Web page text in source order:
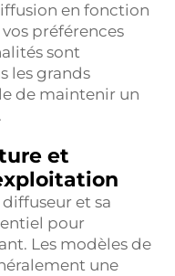
en fonction
préférences
sont
les grands
de maintenir un
et
et sa
pour
Les modèles de
une